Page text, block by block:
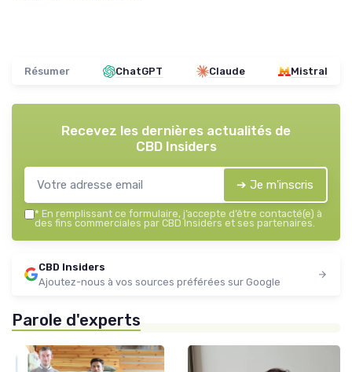
Résumer ChatGPT Claude Mistral
Recevez les dernières actualités de
CBD Insiders
➔ Je m'inscris
* En remplissant ce formulaire, j’accepte d’être contacté(e) à
des fins commerciales par CBD Insiders et ses partenaires.
CBD Insiders
Ajoutez-nous à vos sources préférées sur Google
Parole d'experts